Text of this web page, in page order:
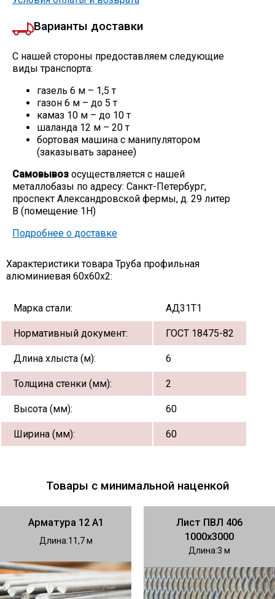
Варианты доставки
С нашей стороны предоставляем следующие
виды транспорта:
газель 6 м – 1,5 т
газон 6 м – до 5 т
камаз 10 м – до 10 т
шаланда 12 м – 20 т
бортовая машина с манипулятором
(заказывать заранее)
Самовывоз осуществляется с нашей
металлобазы по адресу: Санкт-Петербург,
проспект Александровской фермы, д. 29 литер
В (помещение 1Н)
Подробнее о доставке
Характеристики товара Труба профильная
алюминиевая 60х60х2:
Марка стали: АД31Т1
Нормативный документ: ГОСТ 18475-82
Длина хлыста (м): 6
Толщина стенки (мм): 2
Высота (мм): 60
Ширина (мм): 60
Товары с минимальной наценкой
Арматура 12 А1
Длина 11,7
Лист ПВЛ 406
1000х3000
Длина 3